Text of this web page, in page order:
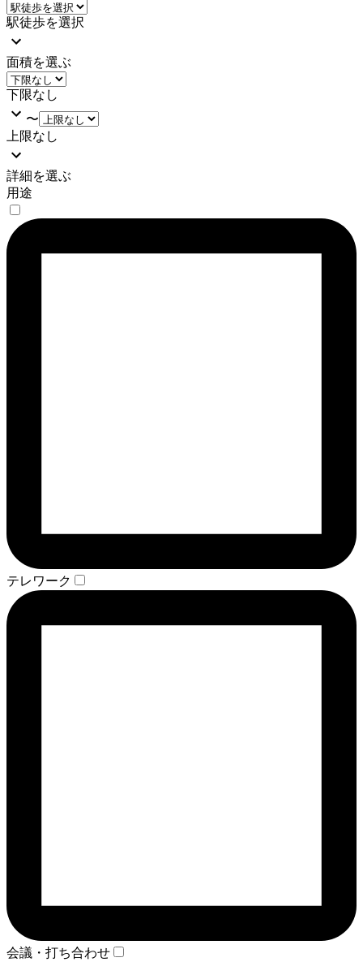
駅徒歩を選択
面積を選ぶ
下限なし
〜
上限なし
詳細を選ぶ
用途
テレワーク
会議・打ち合わせ